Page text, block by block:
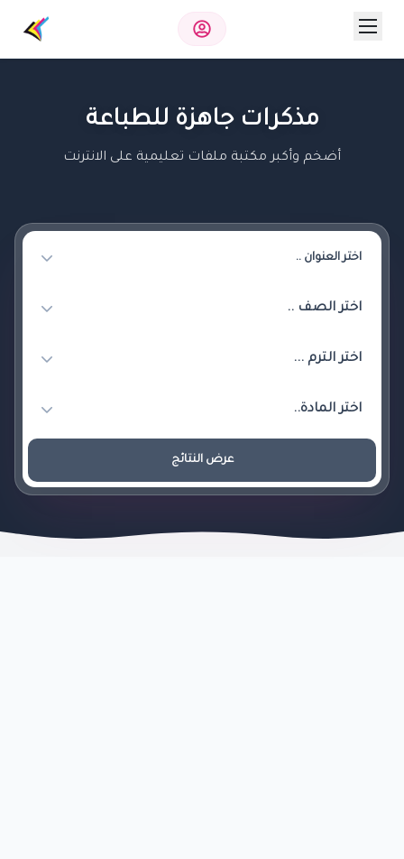
مذكرات جاهزة للطباعة
أضخم وأكبر مكتبة ملفات تعليمية على الانترنت
عرض النتائج